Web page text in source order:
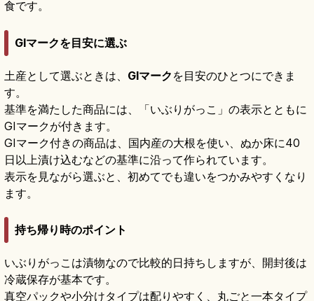
食です。
GIマークを目安に選ぶ
土産として選ぶときは、 GIマーク を目安のひとつにできま
す。
基準を満たした商品には、「いぶりがっこ」の表示とともに
GIマークが付きます。
GIマーク付きの商品は、国内産の大根を使い、ぬか床に40
日以上漬け込むなどの基準に沿って作られています。
表示を見ながら選ぶと、初めてでも違いをつかみやすくなり
ます。
持ち帰り時のポイント
いぶりがっこは漬物なので比較的日持ちしますが、開封後は
冷蔵保存が基本です。
真空パックや小分けタイプは配りやすく、丸ごと一本タイプ